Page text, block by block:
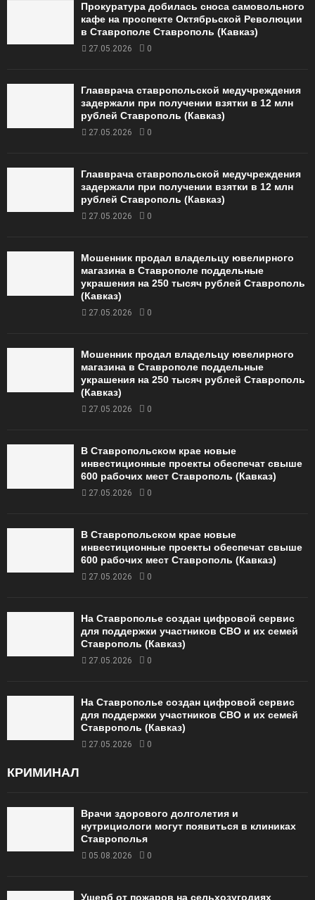
Прокуратура добилась сноса самовольного
кафе на проспекте Октябрьской Революции
в Ставрополе Ставрополь (Кавказ)
27.05.2026 0
Главврача ставропольской медучреждения
задержали при получении взятки в 12 млн
рублей Ставрополь (Кавказ)
27.05.2026 0
Главврача ставропольской медучреждения
задержали при получении взятки в 12 млн
рублей Ставрополь (Кавказ)
27.05.2026 0
Мошенник продал владельцу ювелирного
магазина в Ставрополе поддельные
украшения на 250 тысяч рублей Ставрополь
(Кавказ)
27.05.2026 0
Мошенник продал владельцу ювелирного
магазина в Ставрополе поддельные
украшения на 250 тысяч рублей Ставрополь
(Кавказ)
27.05.2026 0
В Ставропольском крае новые
инвестиционные проекты обеспечат свыше
600 рабочих мест Ставрополь (Кавказ)
27.05.2026 0
В Ставропольском крае новые
инвестиционные проекты обеспечат свыше
600 рабочих мест Ставрополь (Кавказ)
27.05.2026 0
На Ставрополье создан цифровой сервис
для поддержки участников СВО и их семей
Ставрополь (Кавказ)
27.05.2026 0
На Ставрополье создан цифровой сервис
для поддержки участников СВО и их семей
Ставрополь (Кавказ)
27.05.2026 0
КРИМИНАЛ
Врачи здорового долголетия и
нутрициологи могут появиться в клиниках
Ставрополья
05.08.2026 0
Ущерб от пожаров на сельхозугодиях